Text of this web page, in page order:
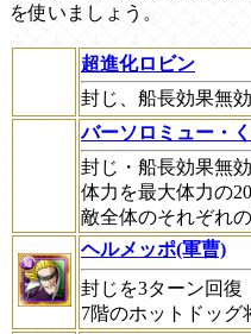
を使いましょう。
超進化ロビン
封じ、船長効果無
バーソロミュー・
封じ・船長効果無
体力を最大体力の
敵全体のそれぞれ
ヘルメッポ(軍曹)
封じを3ターン回復
7階のホットドッグ